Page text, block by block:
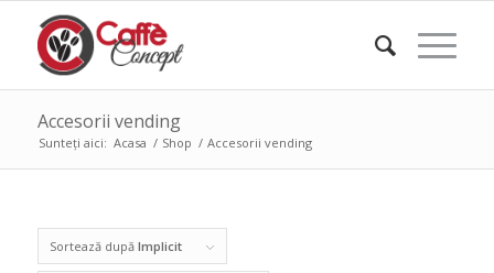
Accesorii vending
Sunteți aici: Acasa / Shop / Accesorii vending
Sortează după Implicit